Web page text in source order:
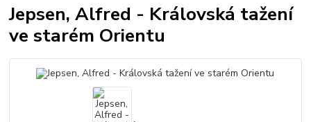
Jepsen, Alfred - Královská tažení
ve starém Orientu